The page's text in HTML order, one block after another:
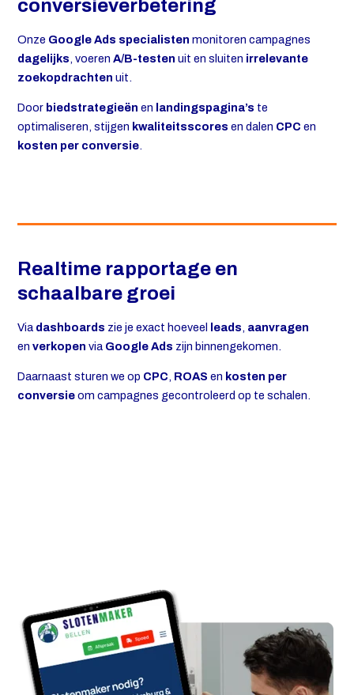
conversieverbetering
Onze Google Ads specialisten monitoren campagnes
dagelijks, voerenA/B-testen uit en sluiten irrelevante
zoekopdrachten uit.
Door biedstrategieën en landingspagina’s te
optimaliseren, stijgen kwaliteitsscores en dalen CPC en
kosten per conversie.
Realtime rapportage en
schaalbare groei
Via dashboards zie je exact hoeveel leads, aanvragen
enverkopen via Google Ads zijn binnengekomen.
Daarnaast sturen we op CPC, ROAS en kosten per
conversieom campagnes gecontroleerd op te schalen.